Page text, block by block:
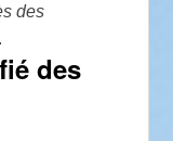
des
des